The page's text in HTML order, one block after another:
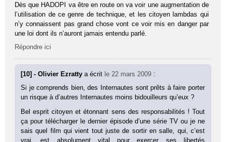
Dès que HADOPI va être en route on va voir une augmentation de
l’utilisation de ce genre de technique, et les citoyen lambdas qui
n’y connaissent pas grand chose vont ce voir mis en danger par
une loi dont ils n’auront jamais entendu parlé.
Répondre ici
[10] - Olivier Ezrattya écrit le 22 mars 2009 :
Si je comprends bien, des Internautes sont prêts à faire porter
un risque à d’autres Internautes moins bidouilleurs qu’eux ?
Bel esprit citoyen et étonnant sens des responsabilités ! Tout
ça pour télécharger le dernier épisode d’une série TV ou je ne
sais quel film qui vient tout juste de sortir en salle, qui, c’est
vrai, est absolument vital pour exercer ses libertés